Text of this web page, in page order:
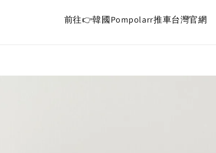
前往👉韓國Pompolarr推車台灣官網